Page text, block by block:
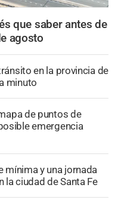
que saber antes de
agosto
en la provincia de
minuto
de puntos de
emergencia
mínima y una jornada
la ciudad de Santa Fe